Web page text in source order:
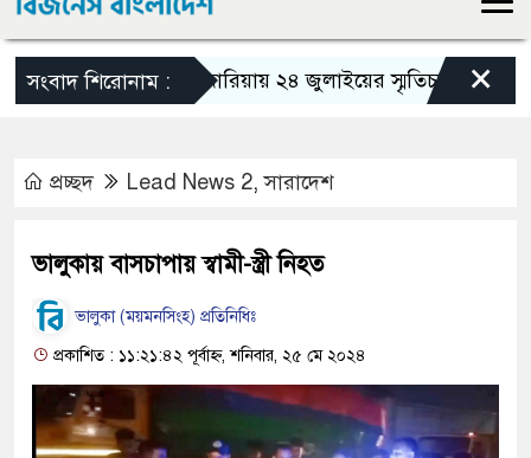
সংবাদ শিরোনাম :গজারিয়ায় ২৪ জুলাইয়ের স্মৃতিচারণ: গুমের×
প্রচ্ছদ Lead News 2,সারাদেশ
ভালুকায় বাসচাপায় স্বামী-স্ত্রী নিহত
ভালুকা (ময়মনসিংহ) প্রতিনিধিঃ
প্রকাশিত : ১১:২১:৪২ পূর্বাহ্ন, শনিবার, ২৫ মে ২০২৪